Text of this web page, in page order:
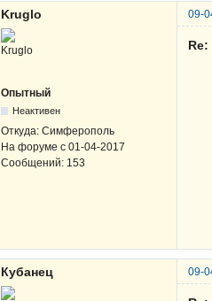
Kruglo 09-
Опытный
Неактивен
Откуда: Симферополь
На форуме с 01-04-2017
Сообщений: 153
Кубанец 09-